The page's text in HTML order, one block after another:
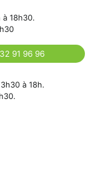
18h30.
91 96 96
à 18h.